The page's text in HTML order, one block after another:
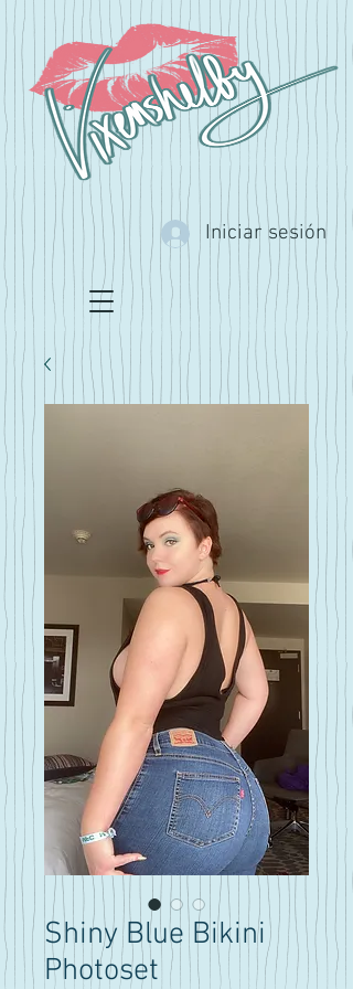
Iniciar sesión
Shiny Blue Bikini
Photoset